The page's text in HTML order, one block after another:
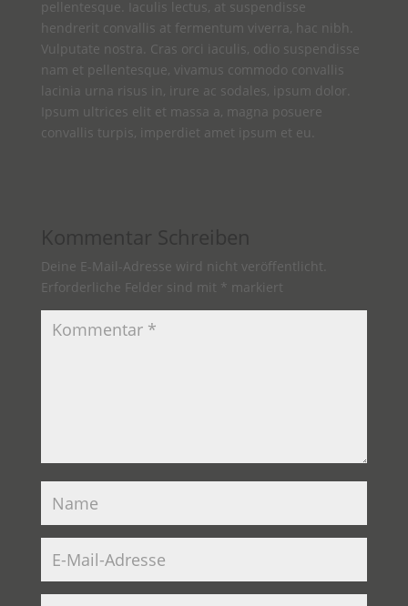
pellentesque. Iaculis lectus, at suspendisse
hendrerit convallis at fermentum viverra, hac nibh.
Vulputate nostra. Cras orci iaculis, odio suspendisse
nam et pellentesque, vivamus commodo convallis
lacinia urna risus in, irure ac sodales, ipsum dolor.
Ipsum ultrices elit et massa a, magna posuere
convallis turpis, imperdiet amet ipsum et eu.
Kommentar Schreiben
Deine E-Mail-Adresse wird nicht veröffentlicht.
Erforderliche Felder sind mit * markiert